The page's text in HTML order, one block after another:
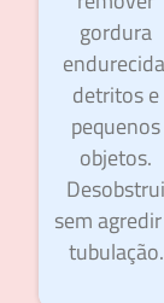
gordura
detritos e
pequenos
objetos.
Desobstrui
sem
tubulação.